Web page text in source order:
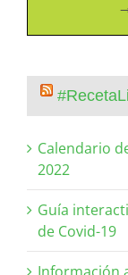
Calendario
2022
Guía
de Covid-19